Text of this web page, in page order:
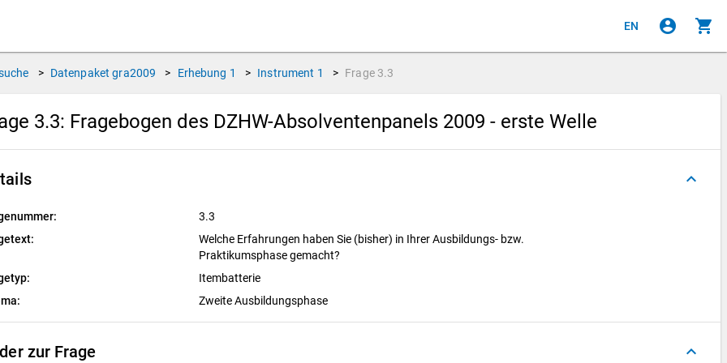
EN account_circle shopping_cart
> Datenpaket gra2009 > Erhebung 1 > Instrument 1 > Frage 3.3
3.3: Fragebogen des DZHW-Absolventenpanels 2009 - erste Welle
keyboard_arrow_up
3.3
Welche Erfahrungen haben Sie (bisher) in Ihrer Ausbildungs- bzw.
Praktikumsphase gemacht?
Itembatterie
Zweite Ausbildungsphase
zur Frage keyboard_arrow_up